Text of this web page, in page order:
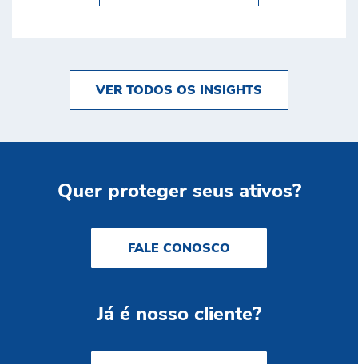
VER TODOS OS INSIGHTS
Quer proteger seus ativos?
FALE CONOSCO
Já é nosso cliente?